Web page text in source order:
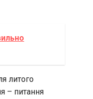
литого
– питання